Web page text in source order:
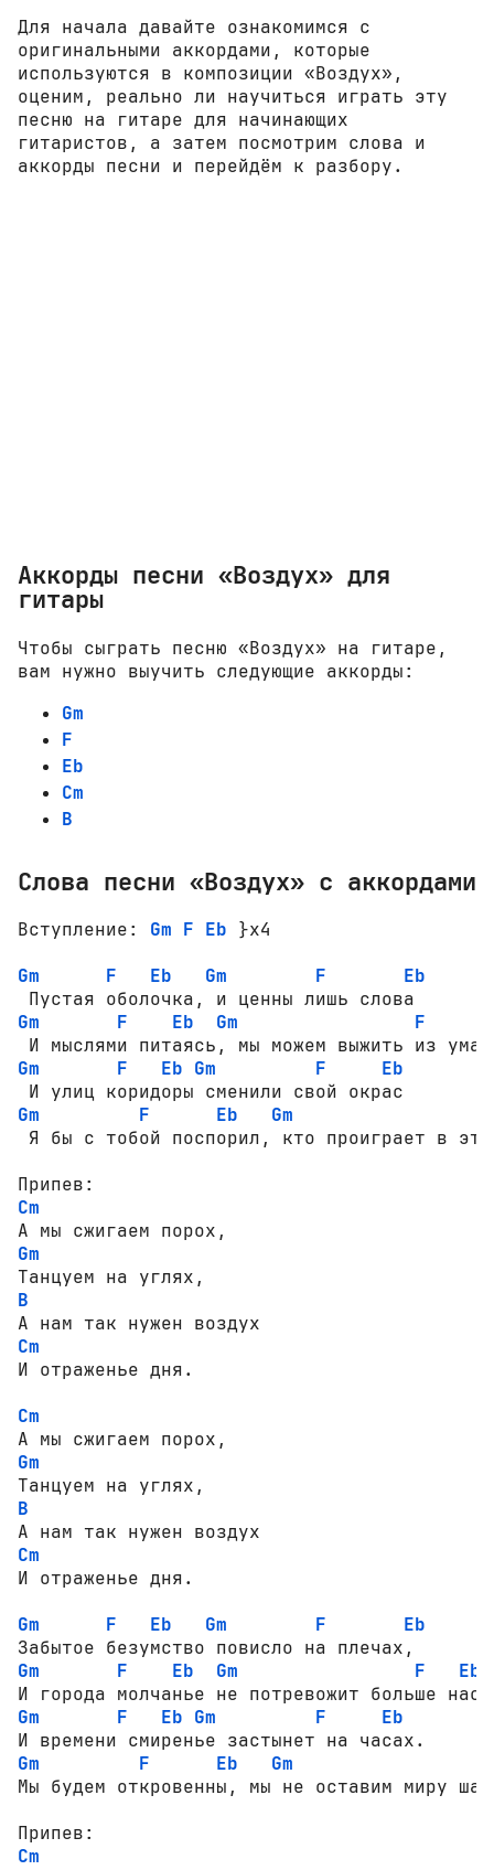
Для начала давайте ознакомимся с
оригинальными аккордами, которые
используются в композиции «Воздух»,
оценим, реально ли научиться играть эту
песню на гитаре для начинающих
гитаристов, а затем посмотрим слова и
аккорды песни и перейдём к разбору.
Аккорды песни «Воздух» для
гитары
Чтобы сыграть песню «Воздух» на гитаре,
вам нужно выучить следующие аккорды:
Gm
F
Eb
Cm
B
Слова песни «Воздух» с аккордами
Вступление: Gm F Eb }x4
Gm
F Eb Gm F
Eb
Gm
F Eb Gm F
Gm
F Eb Gm F
Eb
Gm
F Eb Gm
Я бы с тобой поспорил, кто проиграет в
Cm
Gm
B
Cm
И отраженье дня.
Cm
Gm
B
Cm
И отраженье дня.
Gm
F Eb Gm F
Eb
Gm
F Eb Gm F
Eb
Gm
F Eb Gm F
Eb
Gm
F Eb Gm
Мы будем откровенны, мы не оставим миру
Cm